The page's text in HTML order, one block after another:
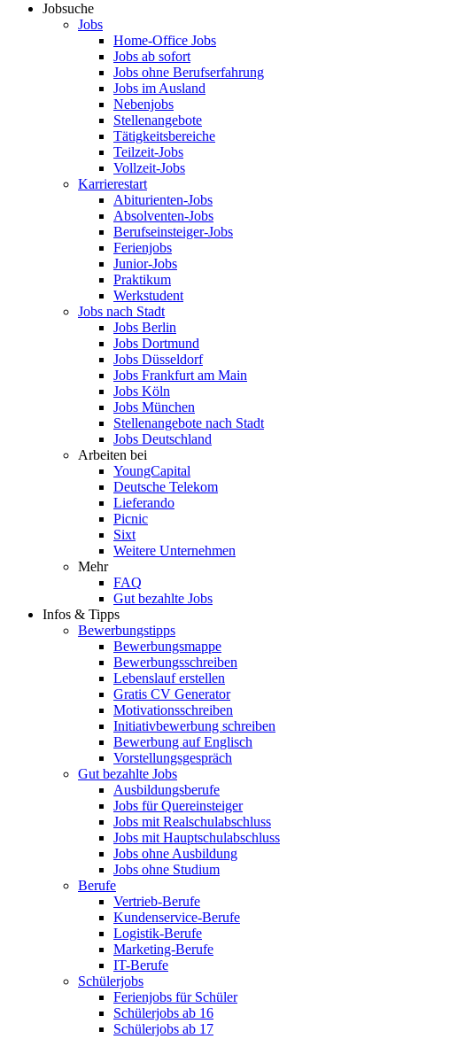
Jobsuche
Jobs
Home-Office Jobs
Jobs ab sofort
Jobs ohne Berufserfahrung
Jobs im Ausland
Nebenjobs
Stellenangebote
Tätigkeitsbereiche
Teilzeit-Jobs
Vollzeit-Jobs
Karrierestart
Abiturienten-Jobs
Absolventen-Jobs
Berufseinsteiger-Jobs
Ferienjobs
Junior-Jobs
Praktikum
Werkstudent
Jobs nach Stadt
Jobs Berlin
Jobs Dortmund
Jobs Düsseldorf
Jobs Frankfurt am Main
Jobs Köln
Jobs München
Stellenangebote nach Stadt
Jobs Deutschland
Arbeiten bei
YoungCapital
Deutsche Telekom
Lieferando
Picnic
Sixt
Weitere Unternehmen
Mehr
FAQ
Gut bezahlte Jobs
Infos & Tipps
Bewerbungstipps
Bewerbungsmappe
Bewerbungsschreiben
Lebenslauf erstellen
Gratis CV Generator
Motivationsschreiben
Initiativbewerbung schreiben
Bewerbung auf Englisch
Vorstellungsgespräch
Gut bezahlte Jobs
Ausbildungsberufe
Jobs für Quereinsteiger
Jobs mit Realschulabschluss
Jobs mit Hauptschulabschluss
Jobs ohne Ausbildung
Jobs ohne Studium
Berufe
Vertrieb-Berufe
Kundenservice-Berufe
Logistik-Berufe
Marketing-Berufe
IT-Berufe
Schülerjobs
Ferienjobs für Schüler
Schülerjobs ab 16
Schülerjobs ab 17